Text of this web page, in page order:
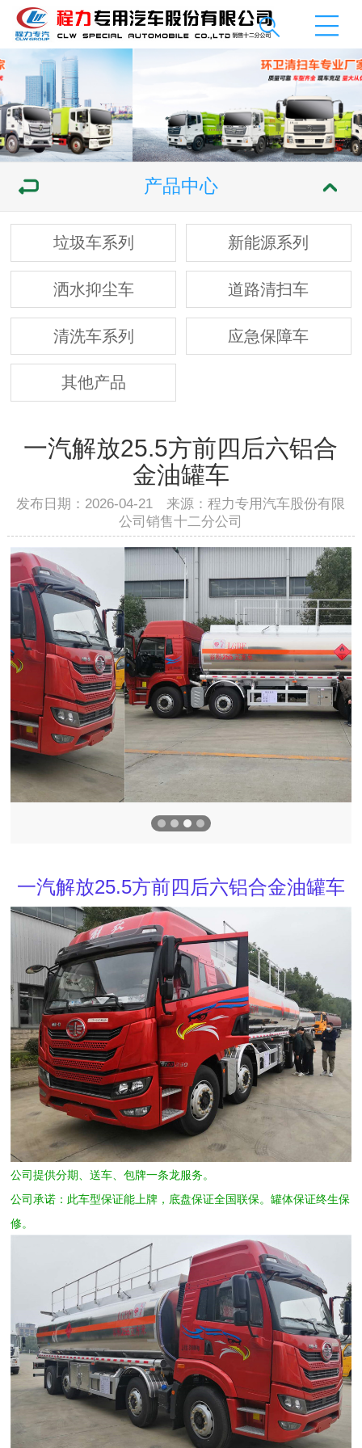
产品中心
垃圾车系列 新能源系列
洒水抑尘车 道路清扫车
清洗车系列 应急保障车
其他产品
一汽解放25.5方前四后六铝合
金油罐车
发布日期：2026-04-21 来源：程力专用汽车股份有限
公司销售十二分公司
一汽解放25.5方前四后六铝合金油罐车
公司提供分期、送车、包牌一条龙服务。
公司承诺：此车型保证能上牌，底盘保证全国联保。罐体保证终生保
修。